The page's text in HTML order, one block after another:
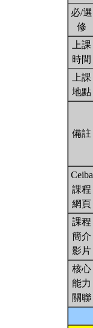
必/選
修
上課
時間
上課
地點
備註
Ceiba
課程
網頁
課程
簡介
影片
核心
能力
關聯